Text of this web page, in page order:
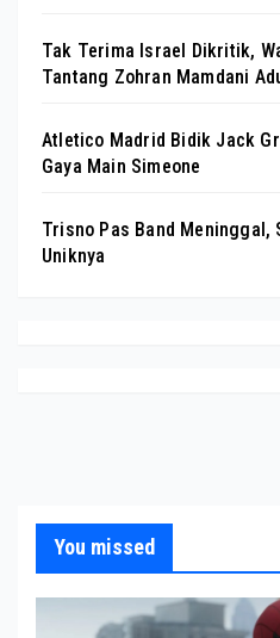
Tak Terima Israel Dikritik,
Tantang Zohran Mamdani
Atletico Madrid Bidik Jack
Gaya Main Simeone
Trisno Pas Band Meninggal,
Uniknya
You missed